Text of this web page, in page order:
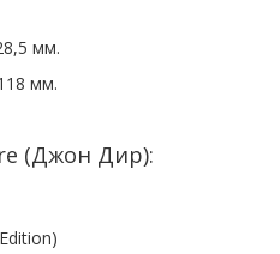
мм.
мм.
(Джон Дир):